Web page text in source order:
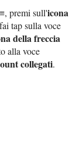
premi sull'icona
tap sulla voce
della freccia
alla voce
collegati.